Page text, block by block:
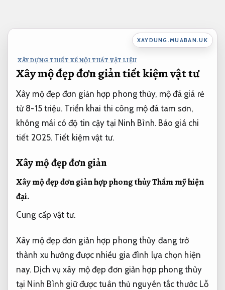
nội
XAYDUNG.MUABAN.UK
XÂY DỰNG THIẾT KẾ NỘI THẤT VẬT LIỆU
Xây mộ đẹp đơn giản tiết kiệm vật tư
Xây mộ đẹp đơn giản hợp phong thủy, mộ đá giá rẻ
từ 8-15 triệu. Triển khai thi công mộ đá tam sơn,
không mái có độ tin cậy tại Ninh Bình. Báo giá chi
tiết 2025. Tiết kiệm vật tư.
Xây mộ đẹp đơn giản
Xây mộ đẹp đơn giản hợp phong thủyThẩm mỹ hiện
đại.
Cung cấp vật tư.
Xây mộ đẹp đơn giản hợp phong thủy đang trở
thành xu hướng được nhiều gia đình lựa chọn hiện
nay. Dịch vụ xây mộ đẹp đơn giản hợp phong thủy
tại Ninh Bình giữ được tuân thủ nguyên tắc thước Lỗ